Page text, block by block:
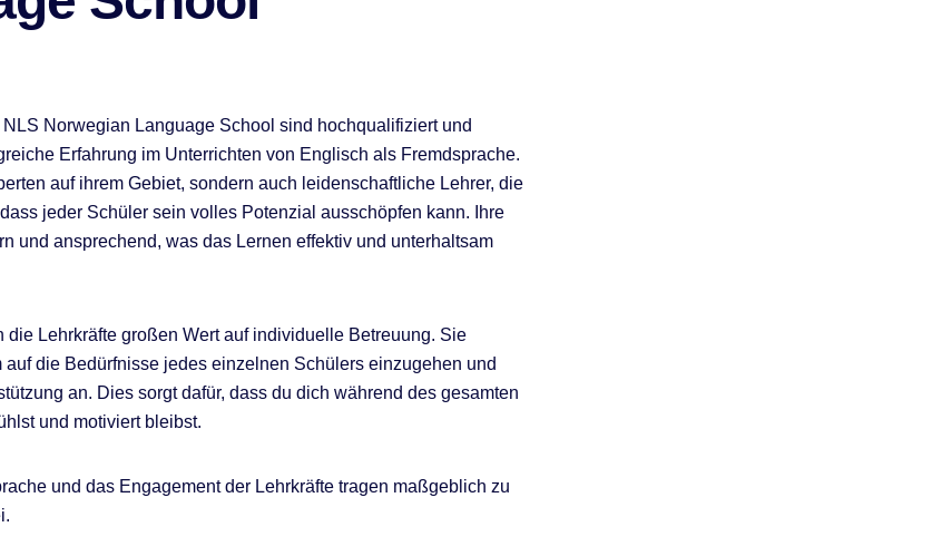
Norwegian Language School sind hochqualifiziert und
Erfahrung im Unterrichten von Englisch als Fremdsprache.
auf ihrem Gebiet, sondern auch leidenschaftliche Lehrer, die
jeder Schüler sein volles Potenzial ausschöpfen kann. Ihre
und ansprechend, was das Lernen effektiv und unterhaltsam
die Lehrkräfte großen Wert auf individuelle Betreuung. Sie
auf die Bedürfnisse jedes einzelnen Schülers einzugehen und
an. Dies sorgt dafür, dass du dich während des gesamten
und motiviert bleibst.
und das Engagement der Lehrkräfte tragen maßgeblich zu